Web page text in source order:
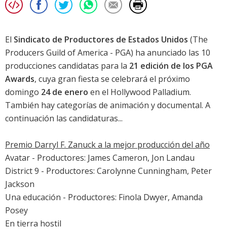
El Sindicato de Productores de Estados Unidos (The
Producers Guild of America - PGA) ha anunciado las 10
producciones candidatas para la 21 edición de los PGA
Awards, cuya gran fiesta se celebrará el próximo
domingo 24 de enero en el Hollywood Palladium.
También hay categorías de animación y documental. A
continuación las candidaturas...
Premio Darryl F. Zanuck a la mejor producción del año
Avatar - Productores: James Cameron, Jon Landau
District 9 - Productores: Carolynne Cunningham, Peter
Jackson
Una educación - Productores: Finola Dwyer, Amanda
Posey
En tierra hostil